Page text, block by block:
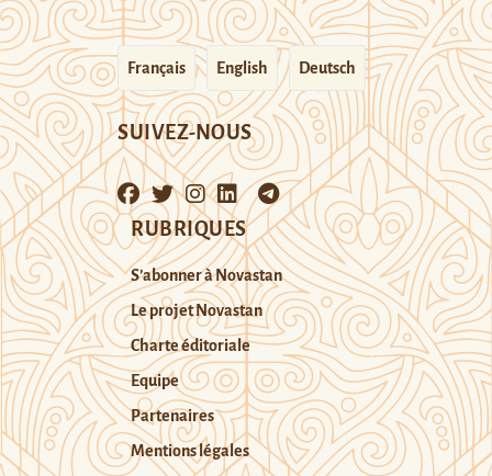
Français English Deutsch
SUIVEZ-NOUS
RUBRIQUES
S’abonner à Novastan
Le projet Novastan
Charte éditoriale
Equipe
Partenaires
Mentions légales